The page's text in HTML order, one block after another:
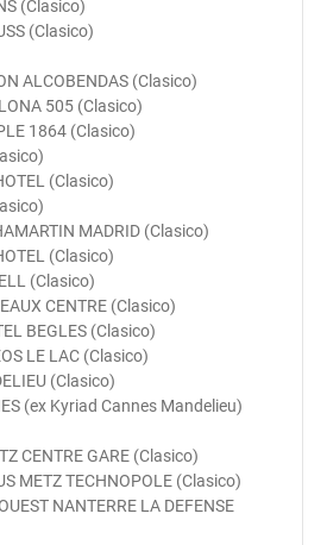
(Clasico)
(Clasico)
ALCOBENDAS (Clasico)
505 (Clasico)
1864 (Clasico)
(Clasico)
MADRID (Clasico)
(Clasico)
(Clasico)
CENTRE (Clasico)
BEGLES (Clasico)
LE LAC (Clasico)
(Clasico)
(ex Kyriad Cannes Mandelieu)
CENTRE GARE (Clasico)
METZ TECHNOPOLE (Clasico)
NANTERRE LA DEFENSE